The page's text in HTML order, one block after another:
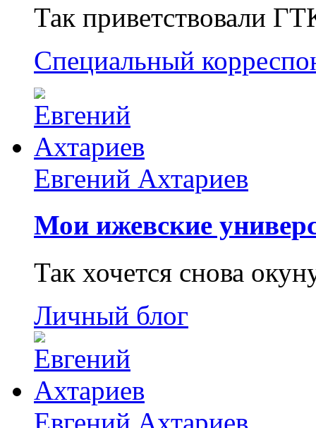
Так приветствовали
Специальный
Евгений Ахтариев
Мои ижевские
Так хочется снова
Личный блог
Евгений Ахтариев